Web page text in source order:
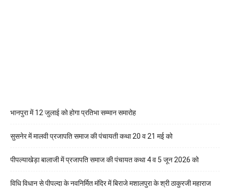
भानपुरा में 12 जुलाई को होगा प्रतिभा सम्मान समारोह
सुसनेर में मालवी प्रजापति समाज की पंचायती कथा 20 व 21 मई को
पीपल्याखेड़ा बालाजी में प्रजापति समाज की पंचायत कथा 4 व 5 जून 2026 को
विधि विधान से पीपल्दा के नवनिर्मित मंदिर में बिराजे मशालपुरा के श्री ठाकुरजी महाराज